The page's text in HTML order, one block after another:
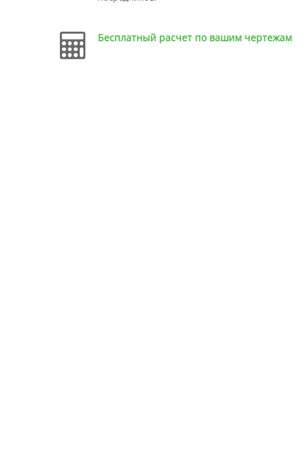
Бесплатный расчет по вашим чертежам